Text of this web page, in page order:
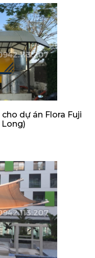
dự án Flora Fuji